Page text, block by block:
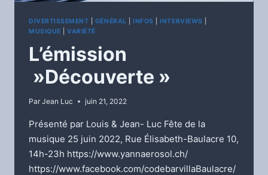
DIVERTISSEMENT GÉNÉRAL INFOS INTERVIEWS
MUSIQUE |VARIÉTÉ
L’émission
»Découverte »
Par Jean Luc juin 21, 2022
Présenté par Louis & Jean- Luc Fête de la
musique 25 juin 2022, Rue Élisabeth-Baulacre 10,
14h-23h https://www.yannaerosol.ch/
https://www.facebook.com/codebarvillaBaulacre/